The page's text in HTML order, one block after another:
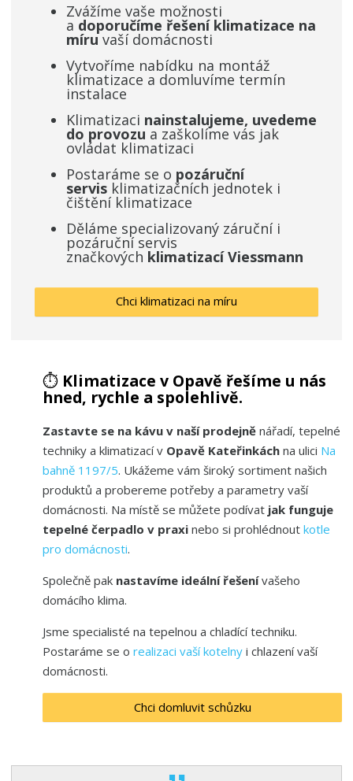
Zvážíme vaše možnosti
a doporučíme řešení klimatizace na
míruvaší domácnosti
Vytvoříme nabídku na montáž
klimatizace a domluvíme termín
instalace
Klimatizaci nainstalujeme, uvedeme
do provozu a zaškolíme vás jak
ovládat klimatizaci
Postaráme se o pozáruční
servis klimatizačních jednotek i
čištění klimatizace
Děláme specializovaný záruční i
pozáruční servis
značkových klimatizací Viessmann ​
Chci klimatizaci na míru
⏱️ Klimatizace v Opavě řešíme u nás
hned, rychle a spolehlivě.
Zastavte se na kávu v naší prodejně nářadí, tepelné
techniky a klimatizací v Opavě Kateřinkách na ulici Na
bahně 1197/5. Ukážeme vám široký sortiment našich
produktů a probereme potřeby a parametry vaší
domácnosti. Na místě se můžete podívat jak funguje
tepelné čerpadlo v praxi nebo si prohlédnoutkotle
pro domácnosti.
Společně pak nastavíme ideální řešenívašeho
domácího klima.
Jsme specialisté na tepelnou a chladící techniku.
Postaráme se orealizaci vaší kotelnyi chlazení vaší
domácnosti.
Chci domluvit schůzku